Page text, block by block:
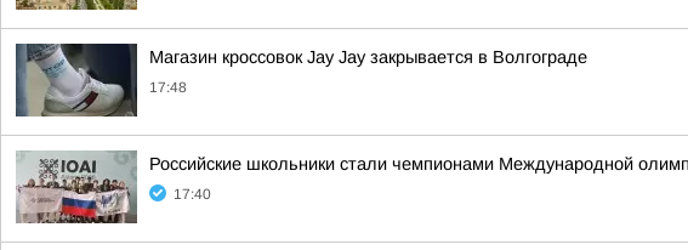
Магазин кроссовок Jay Jay закрывается в Волгограде
17:48
Российские школьники стали чемпионами Международной
17:40